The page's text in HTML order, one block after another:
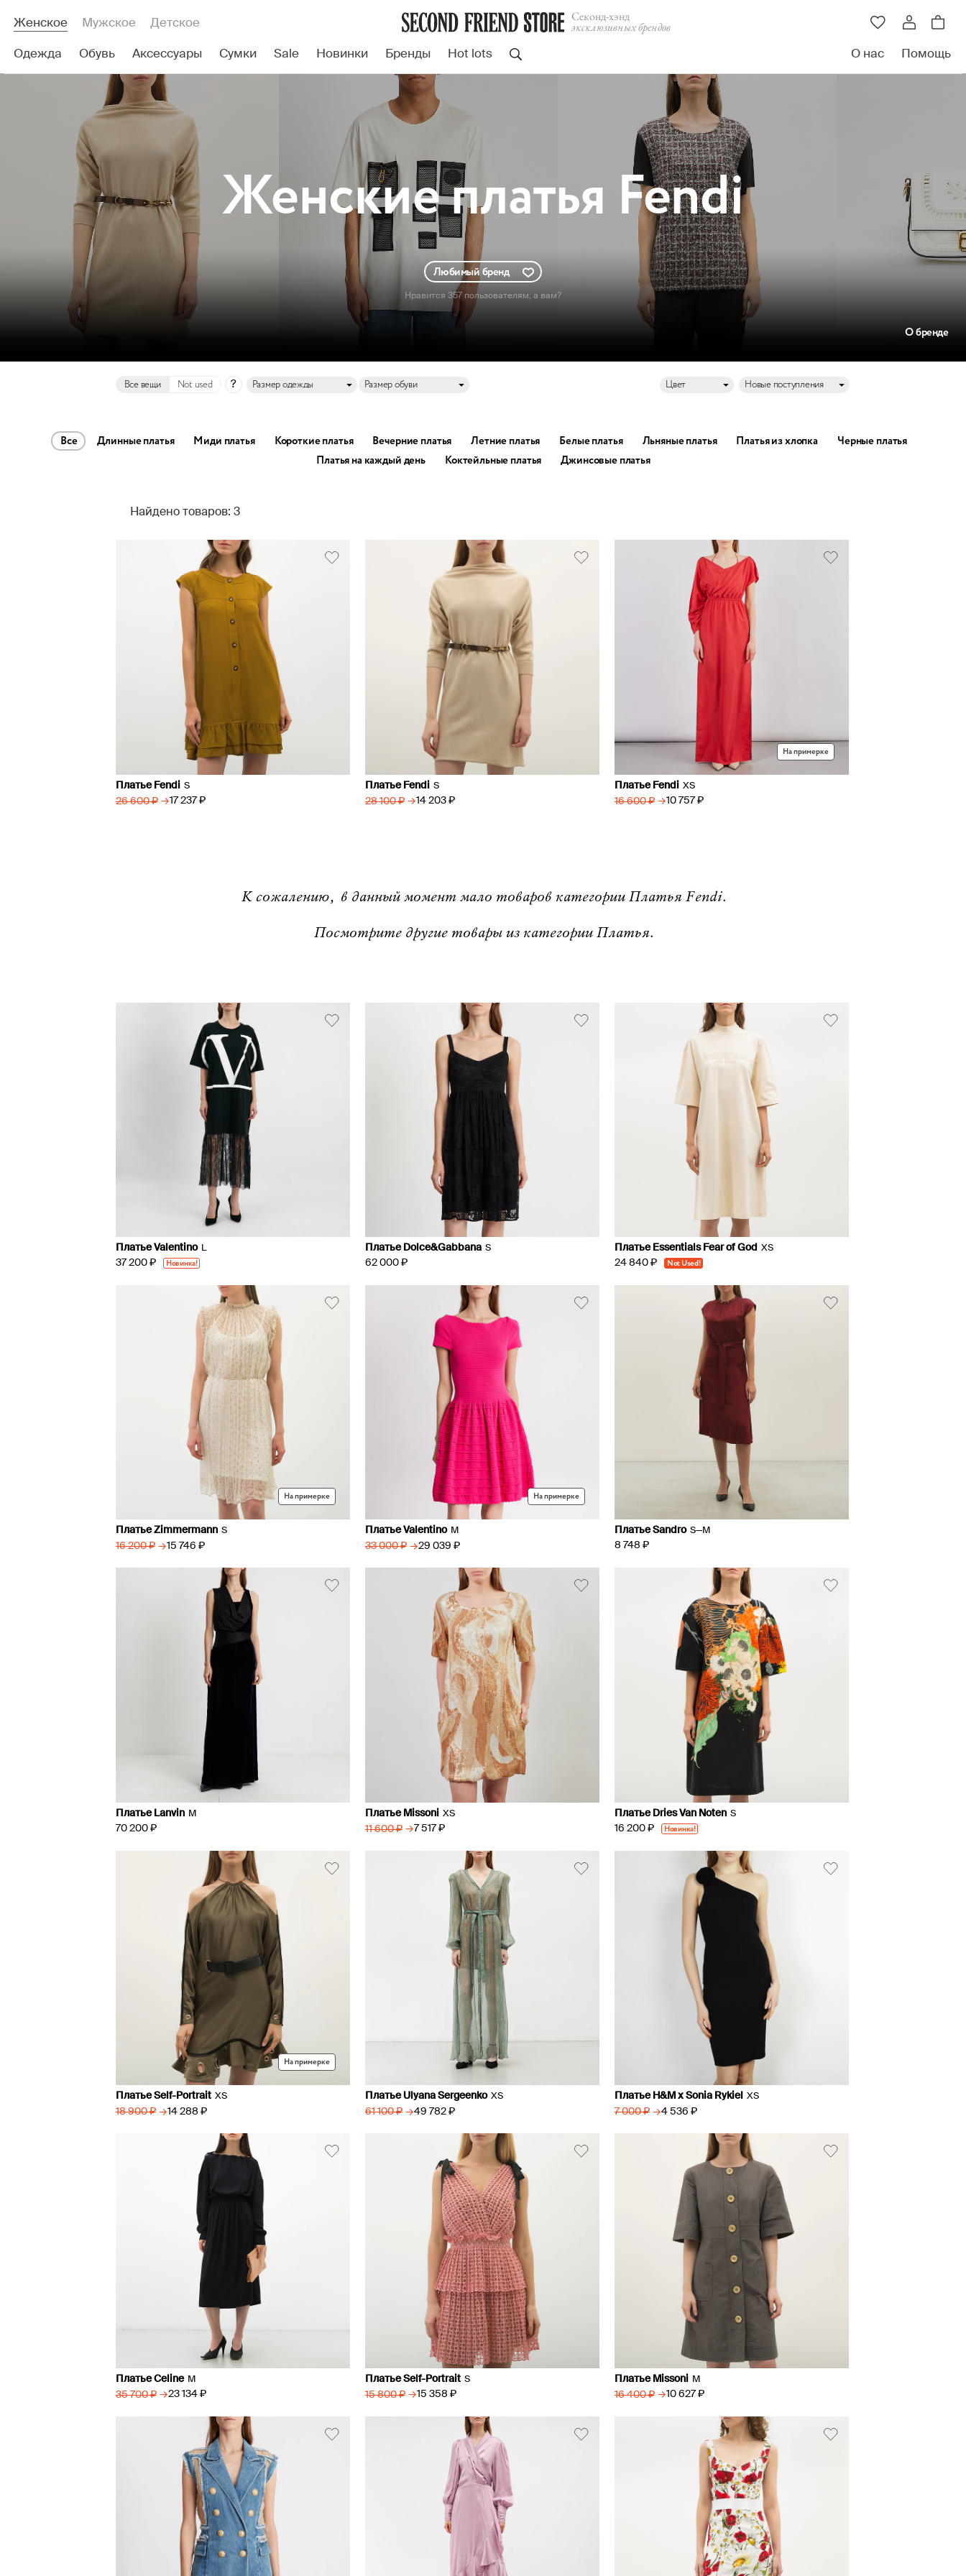
Женское Мужское Детское Cеконд-хэнд
эксклюзивных брендов
Одежда Обувь Аксессуары Сумки Sale Новинки Бренды Hot lots О нас Помощь
Женскиеплатья Fendi
Любимый бренд
Нравится 357 пользователям, а вам?
О бренде
Все вещи Not used ? Размер одежды Размер обуви Цвет Новые поступления
Все Длинные платья Миди платья Короткие платья Вечерние платья Летние платья Белые платья Льняные платья Платья из хлопка
Черные платья
Платья на каждый день
Коктейльные платья Джинсовые платья
Найдено товаров: 3
Платье Fendi S
26 600 ₽ → 17 237 ₽
Платье Fendi S
28 100 ₽ → 14 203 ₽
На примерке
Платье Fendi XS
16 600 ₽ → 10 757 ₽
К сожалению, в данный момент мало товаров категории Платья Fendi.
Посмотрите другие товары из категории Платья.
Платье Valentino L
37 200 ₽ Новинка!
Платье Dolce&Gabbana S
62 000 ₽
Платье Essentials Fear of God XS
24 840 ₽ Not Used!
На примерке
Платье Zimmermann S
16 200 ₽ → 15 746 ₽
На примерке
Платье Valentino M
33 000 ₽ → 29 039 ₽
Платье Sandro S—M
8 748 ₽
Платье Lanvin M
70 200 ₽
Платье Missoni XS
11 600 ₽ → 7 517 ₽
Платье Dries Van Noten S
16 200 ₽ Новинка!
На примерке
Платье Self-Portrait XS
18 900 ₽ → 14 288 ₽
Платье Ulyana Sergeenko XS
61 100 ₽ → 49 782 ₽
Платье H&M х Sonia Rykiel XS
7 000 ₽ → 4 536 ₽
Платье Celine M
35 700 ₽ → 23 134 ₽
Платье Self-Portrait S
15 800 ₽ → 15 358 ₽
Платье Missoni M
16 400 ₽ → 10 627 ₽